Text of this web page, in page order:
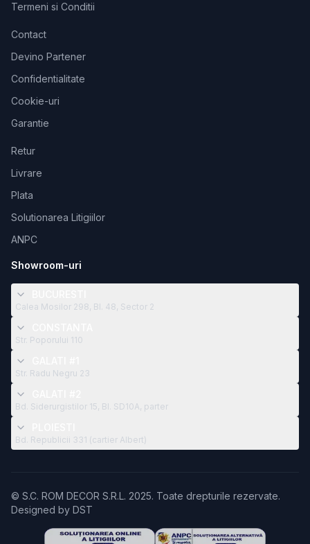
Termeni si Conditii
Contact
Devino Partener
Confidentialitate
Cookie-uri
Garantie
Retur
Livrare
Plata
Solutionarea Litigiilor
ANPC
Showroom-uri
Calea Mosilor 298, Bl. 48, Sector 2
Str. Poporului 110
Str. Radu Negru 23
Bd. Siderurgistilor 15, Bl. SD10A, parter
Bd. Republicii 331 (cartier Albert)
© S.C. ROM DECOR S.R.L. 2025. Toate drepturile rezervate.
Designed by DST